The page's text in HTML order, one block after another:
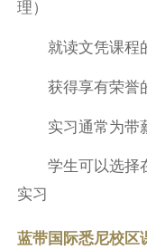
理）
就读文凭课程
获得享有荣誉
实习通常为带
学生可以选择
实习
蓝带国际悉尼校区